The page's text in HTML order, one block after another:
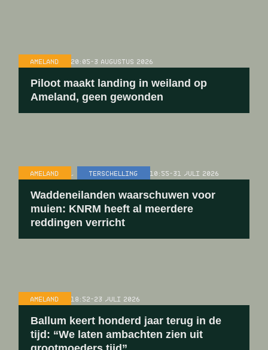
AMELAND 20:05-3 AUGUSTUS 2026
Piloot maakt landing in weiland op
Ameland, geen gewonden
AMELAND , TERSCHELLING 10:55-31 JULI 2026
Waddeneilanden waarschuwen voor
muien: KNRM heeft al meerdere
reddingen verricht
AMELAND 18:52-23 JULI 2026
Ballum keert honderd jaar terug in de
tijd: “We laten ambachten zien uit